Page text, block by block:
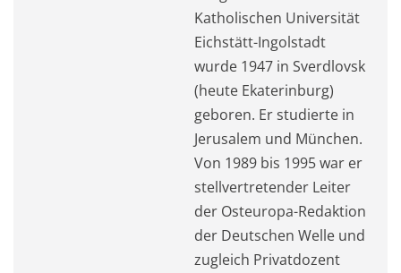
Katholischen Universität
Eichstätt-Ingolstadt
wurde 1947 in Sverdlovsk
(heute Ekaterinburg)
geboren. Er studierte in
Jerusalem und München.
Von 1989 bis 1995 war er
stellvertretender Leiter
der Osteuropa-Redaktion
der Deutschen Welle und
zugleich Privatdozent